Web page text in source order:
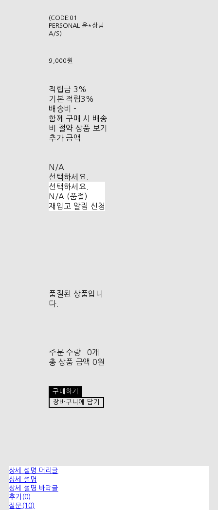
(CODE:01
PERSONAL 윤*상님
A/S)
9,000원
적립금 3%
기본 적립3%
배송비 -
함께 구매 시 배송
비 절약 상품 보기
추가 금액
N/A
선택하세요.
선택하세요.
N/A (품절)
재입고 알림 신청
품절된 상품입니
다.
주문 수량
0개
총 상품 금액 0원
구매하기
장바구니에 담기
상세 설명 머리글
상세 설명
상세 설명 바닥글
후기(0)
질문(10)